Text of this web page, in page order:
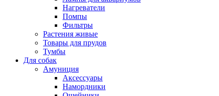
Нагреватели
Помпы
Фильтры
Растения живые
Товары для прудов
Тумбы
Для собак
Амуниция
Аксессуары
Намордники